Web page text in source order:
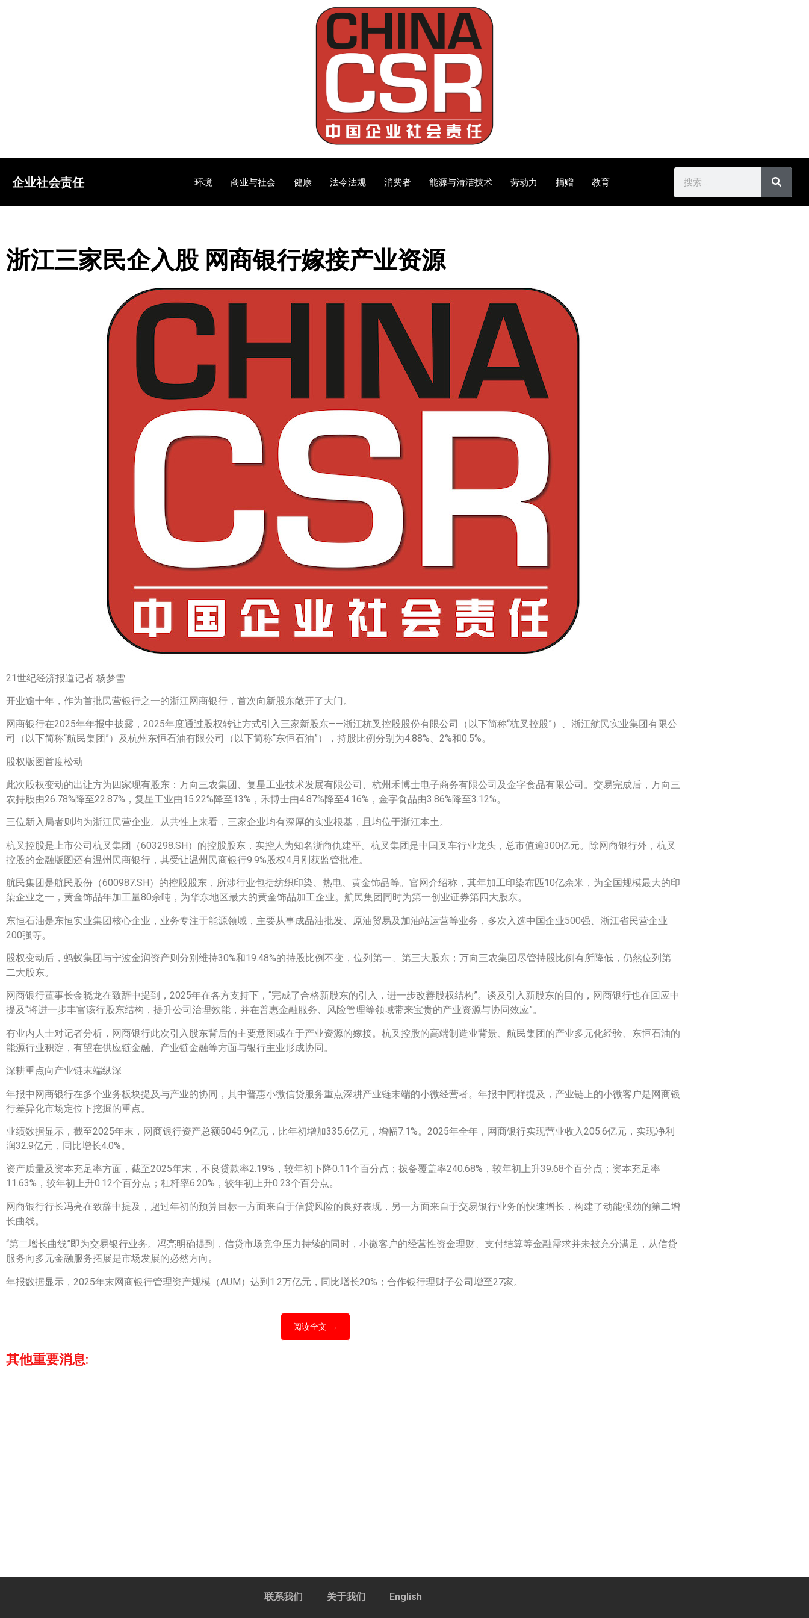
企业社会责任 环境 商业与社会 健康 法令法规 消费者 能源与清洁技术 劳动力 捐赠 教育
浙江三家民企入股 网商银行嫁接产业资源
21世纪经济报道记者 杨梦雪
开业逾十年，作为首批民营银行之一的浙江网商银行，首次向新股东敞开了大门。
网商银行在2025年年报中披露，2025年度通过股权转让方式引入三家新股东——浙江杭叉控股股份有限公司（以下简称“杭叉控股”）、浙江航民实业集团有限公
司（以下简称“航民集团”）及杭州东恒石油有限公司（以下简称“东恒石油”），持股比例分别为4.88%、2%和0.5%。
股权版图首度松动
此次股权变动的出让方为四家现有股东：万向三农集团、复星工业技术发展有限公司、杭州禾博士电子商务有限公司及金字食品有限公司。交易完成后，万向三
农持股由26.78%降至22.87%，复星工业由15.22%降至13%，禾博士由4.87%降至4.16%，金字食品由3.86%降至3.12%。
三位新入局者则均为浙江民营企业。从共性上来看，三家企业均有深厚的实业根基，且均位于浙江本土。
杭叉控股是上市公司杭叉集团（603298.SH）的控股股东，实控人为知名浙商仇建平。杭叉集团是中国叉车行业龙头，总市值逾300亿元。除网商银行外，杭叉
控股的金融版图还有温州民商银行，其受让温州民商银行9.9%股权4月刚获监管批准。
航民集团是航民股份（600987.SH）的控股股东，所涉行业包括纺织印染、热电、黄金饰品等。官网介绍称，其年加工印染布匹10亿余米，为全国规模最大的印
染企业之一，黄金饰品年加工量80余吨，为华东地区最大的黄金饰品加工企业。航民集团同时为第一创业证券第四大股东。
东恒石油是东恒实业集团核心企业，业务专注于能源领域，主要从事成品油批发、原油贸易及加油站运营等业务，多次入选中国企业500强、浙江省民营企业
200强等。
股权变动后，蚂蚁集团与宁波金润资产则分别维持30%和19.48%的持股比例不变，位列第一、第三大股东；万向三农集团尽管持股比例有所降低，仍然位列第
二大股东。
网商银行董事长金晓龙在致辞中提到，2025年在各方支持下，“完成了合格新股东的引入，进一步改善股权结构”。谈及引入新股东的目的，网商银行也在回应中
提及“将进一步丰富该行股东结构，提升公司治理效能，并在普惠金融服务、风险管理等领域带来宝贵的产业资源与协同效应”。
有业内人士对记者分析，网商银行此次引入股东背后的主要意图或在于产业资源的嫁接。杭叉控股的高端制造业背景、航民集团的产业多元化经验、东恒石油的
能源行业积淀，有望在供应链金融、产业链金融等方面与银行主业形成协同。
深耕重点向产业链末端纵深
年报中网商银行在多个业务板块提及与产业的协同，其中普惠小微信贷服务重点深耕产业链末端的小微经营者。年报中同样提及，产业链上的小微客户是网商银
行差异化市场定位下挖掘的重点。
业绩数据显示，截至2025年末，网商银行资产总额5045.9亿元，比年初增加335.6亿元，增幅7.1%。2025年全年，网商银行实现营业收入205.6亿元，实现净利
润32.9亿元，同比增长4.0%。
资产质量及资本充足率方面，截至2025年末，不良贷款率2.19%，较年初下降0.11个百分点；拨备覆盖率240.68%，较年初上升39.68个百分点；资本充足率
11.63%，较年初上升0.12个百分点；杠杆率6.20%，较年初上升0.23个百分点。
网商银行行长冯亮在致辞中提及，超过年初的预算目标一方面来自于信贷风险的良好表现，另一方面来自于交易银行业务的快速增长，构建了动能强劲的第二增
长曲线。
“第二增长曲线”即为交易银行业务。冯亮明确提到，信贷市场竞争压力持续的同时，小微客户的经营性资金理财、支付结算等金融需求并未被充分满足，从信贷
服务向多元金融服务拓展是市场发展的必然方向。
年报数据显示，2025年末网商银行管理资产规模（AUM）达到1.2万亿元，同比增长20%；合作银行理财子公司增至27家。
阅读全文 →
其他重要消息:
联系我们 关于我们 English